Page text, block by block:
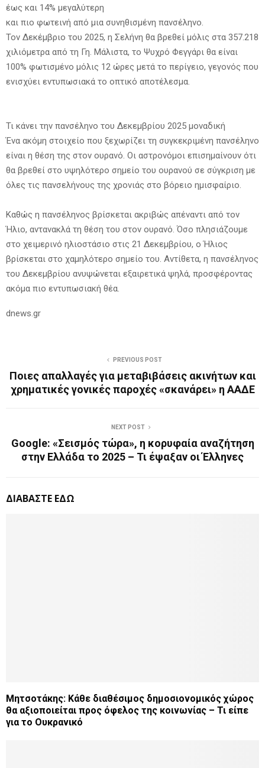
έως και 14% μεγαλύτερη
και πιο φωτεινή από μια συνηθισμένη πανσέληνο.
Τον Δεκέμβριο του 2025, η Σελήνη θα βρεθεί μόλις στα 357.218
χιλιόμετρα από τη Γη. Μάλιστα, το Ψυχρό Φεγγάρι θα είναι
100% φωτισμένο μόλις 12 ώρες μετά το περίγειο, γεγονός που
ενισχύει εντυπωσιακά το οπτικό αποτέλεσμα.
Τι κάνει την πανσέληνο του Δεκεμβρίου 2025 μοναδική
Ένα ακόμη στοιχείο που ξεχωρίζει τη συγκεκριμένη πανσέληνο
είναι η θέση της στον ουρανό. Οι αστρονόμοι επισημαίνουν ότι
θα βρεθεί στο υψηλότερο σημείο του ουρανού σε σύγκριση με
όλες τις πανσελήνους της χρονιάς στο βόρειο ημισφαίριο.
Καθώς η πανσέληνος βρίσκεται ακριβώς απέναντι από τον
Ήλιο, αντανακλά τη θέση του στον ουρανό. Όσο πλησιάζουμε
στο χειμερινό ηλιοστάσιο στις 21 Δεκεμβρίου, ο Ήλιος
βρίσκεται στο χαμηλότερο σημείο του. Αντίθετα, η πανσέληνος
του Δεκεμβρίου ανυψώνεται εξαιρετικά ψηλά, προσφέροντας
ακόμα πιο εντυπωσιακή θέα.
dnews.gr
PREVIOUS POST
Ποιες απαλλαγές για μεταβιβάσεις ακινήτων και
χρηματικές γονικές παροχές «σκανάρει» η ΑΑΔΕ
NEXT POST
Google: «Σεισμός τώρα», η κορυφαία αναζήτηση
στην Ελλάδα το 2025 – Τι έψαξαν οι Έλληνες
ΔΙΑΒΑΣΤΕ ΕΔΩ
Μητσοτάκης: Κάθε διαθέσιμος δημοσιονομικός χώρος
θα αξιοποιείται προς όφελος της κοινωνίας – Τι είπε
για το Ουκρανικό